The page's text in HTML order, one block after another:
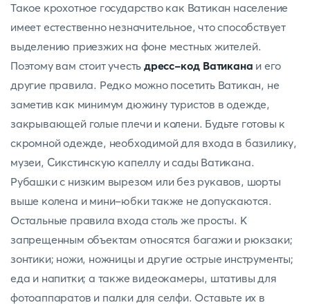
Такое крохотное государство как Ватикан население
имеет естественно незначительное, что способствует
выделению приезжих на фоне местных жителей.
Поэтому вам стоит учестьдресс-код Ватикана и его
другие правила. Редко можно посетить Ватикан, не
заметив как минимум дюжину туристов в одежде,
закрывающей голые плечи и колени. Будьте готовы к
скромной одежде, необходимой для входа в базилику,
музеи, Сикстинскую капеллу и сады Ватикана.
Рубашки с низким вырезом или без рукавов, шорты
выше колена и мини-юбки также не допускаются.
Остальные правила входа столь же просты. К
запрещенным объектам относятся багажи и рюкзаки;
зонтики; ножи, ножницы и другие острые инструменты;
еда и напитки; а также видеокамеры, штативы для
фотоаппаратов и палки для селфи. Оставьте их в